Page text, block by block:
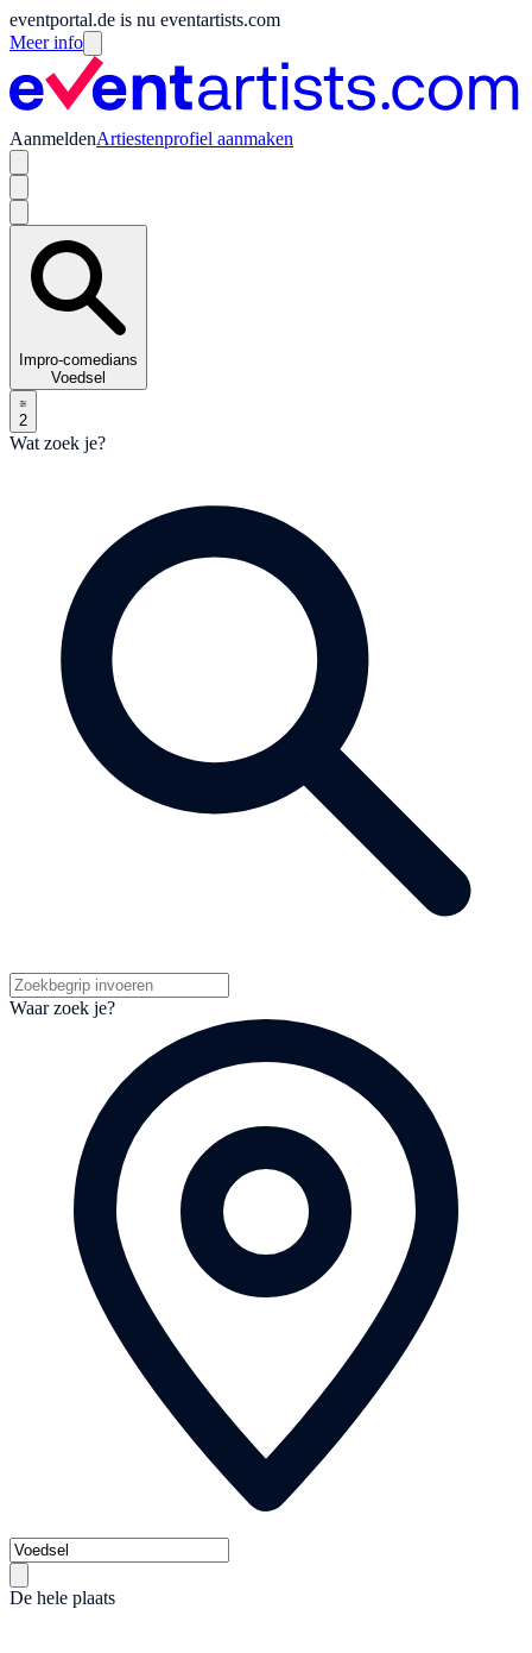
eventportal.de is nu eventartists.com
Meer info
AanmeldenArtiestenprofiel aanmaken
Impro-comedians
Voedsel
2
Wat zoek je?
Waar zoek je?
De hele plaats